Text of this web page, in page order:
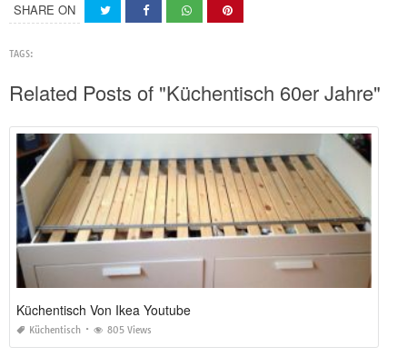
SHARE ON
TAGS:
Related Posts of "Küchentisch 60er Jahre"
Küchentisch Von Ikea Youtube
Küchentisch 805 Views